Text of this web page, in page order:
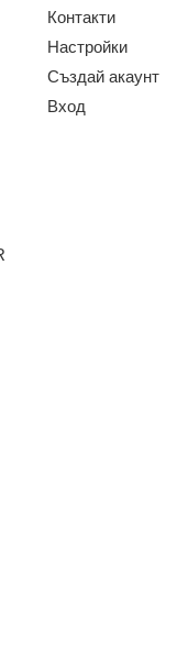
Контакти
Настройки
Създай акаунт
Вход